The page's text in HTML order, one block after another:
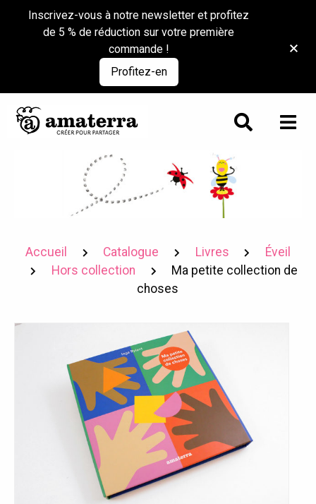
Accueil Catalogue Livres
Éveil
Hors collection
Ma petite collection de
choses
Inscrivez-vous à notre newsletter et profitez
de 5 % de réduction sur votre première
commande !
Profitez-en